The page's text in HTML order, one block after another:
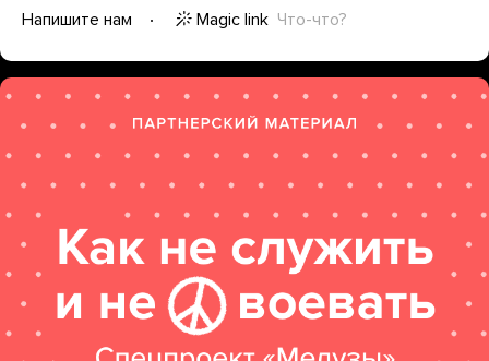
Напишите нам
Magic link Что-что?